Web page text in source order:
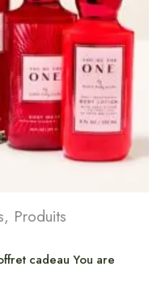
, Produits
cadeau You are